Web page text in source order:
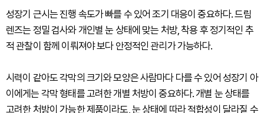
성장기 근시는 진행 속도가 빠를 수 있어 조기 대응이 중요하다. 드림
렌즈는 정밀 검사와 개인별 눈 상태에 맞는 처방, 착용 후 정기적인 추
적 관찰이 함께 이뤄져야 보다 안정적인 관리가 가능하다.
시력이 같아도 각막의 크기와 모양은 사람마다 다를 수 있어 성장기 아
이에게는 각막 형태를 고려한 개별 처방이 중요하다. 개별 눈 상태를
고려한 처방이 가능한 제품이라도, 눈 상태에 따라 적합성이 달라질 수